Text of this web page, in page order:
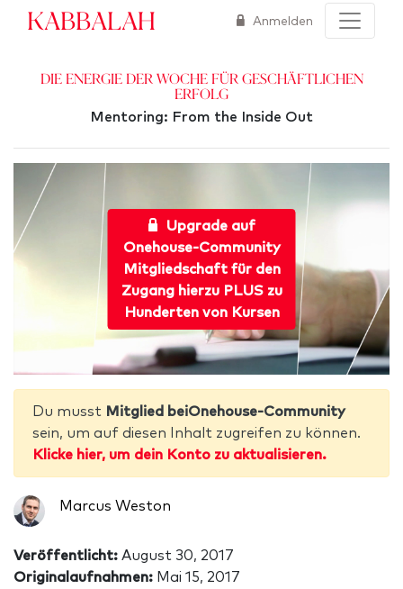
Kabbalah Anmelden
Die Energie der Woche für geschäftlichen
Erfolg
Mentoring: From the Inside Out
Upgrade auf
Onehouse-Community
Mitgliedschaft für den
Zugang hierzu PLUS zu
Hunderten von Kursen
Du musst Mitglied beiOnehouse-Community
sein, um auf diesen Inhalt zugreifen zu können.
Klicke hier, um dein Konto zu aktualisieren.
Marcus Weston
Veröffentlicht: August 30, 2017
Originalaufnahmen: Mai 15, 2017